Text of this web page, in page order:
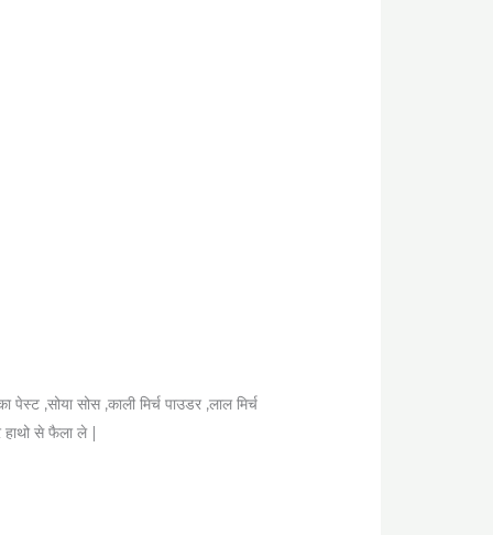
,सोया सोस ,काली मिर्च पाउडर ,लाल मिर्च
से फैला ले |